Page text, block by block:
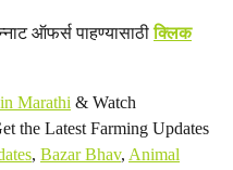
ऑफर्स पाहण्यासाठीक्लिक
Marathi & Watch
the Latest Farming Updates
, Bazar Bhav, Animal